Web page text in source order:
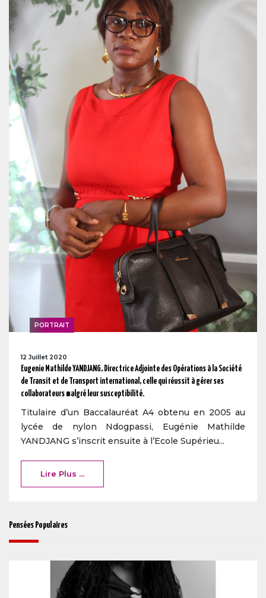
PORTRAIT
12 Juillet 2020
Eugenie Mathilde YANDJANG, Directrice Adjointe des Opérations à la Société
de Transit et de Transport international, celle qui réussit à gérer ses
collaborateurs malgré leur susceptibilité.
Titulaire d’un Baccalauréat A4 obtenu en 2005 au
lycée de nylon Ndogpassi, Eugénie Mathilde
YANDJANG s’inscrit ensuite à l’Ecole Supérieu...
Lire Plus ...
Pensées Populaires